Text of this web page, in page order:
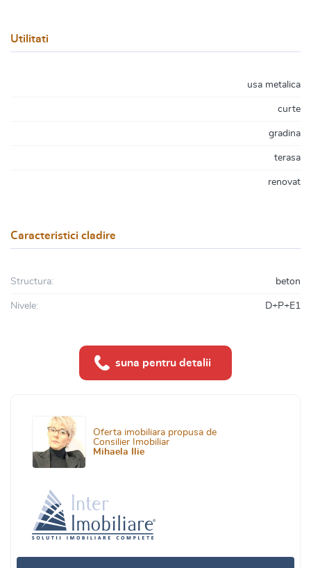
Utilitati
usa metalica
curte
gradina
terasa
renovat
Caracteristici cladire
Structura: beton
Nivele: D+P+E1
suna pentru detalii
Oferta imobiliara propusa de
Consilier Imobiliar
Mihaela Ilie